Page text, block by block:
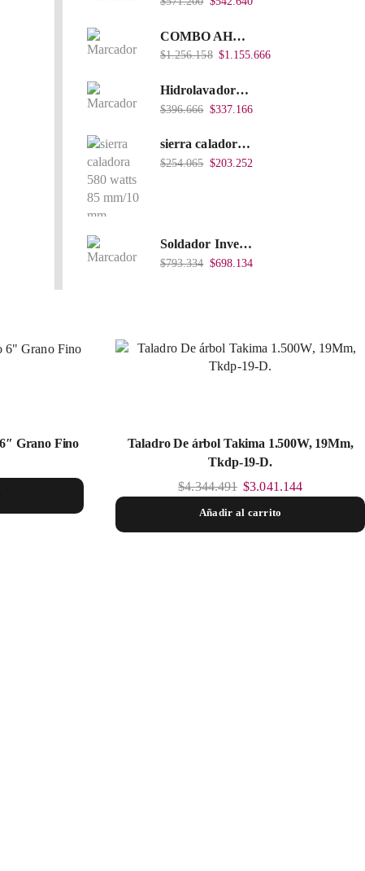
COMBO AHOYADOR ALTERMAN 52 CC + BROCA DE 20 CM X 80 CM + BROCA DE 15 CM X 80 CM
$1.256.158 $1.155.666
Hidrolavadora Eléctrica Takima 1.200W TKPW1200-13
$396.666 $337.166
sierra caladora 580 watts 85 mm/10 mm TKJS-85
$254.065 $203.252
Soldador Inverter 200Amps 110/220V 40% Heavy Duty (Hd) Tkwi-200-C
$793.334 $698.134
Grano Fino
Taladro De árbol Takima 1.500W, 19Mm,
Tkdp-19-D.
$4.344.491 $3.041.144
Añadir al carrito